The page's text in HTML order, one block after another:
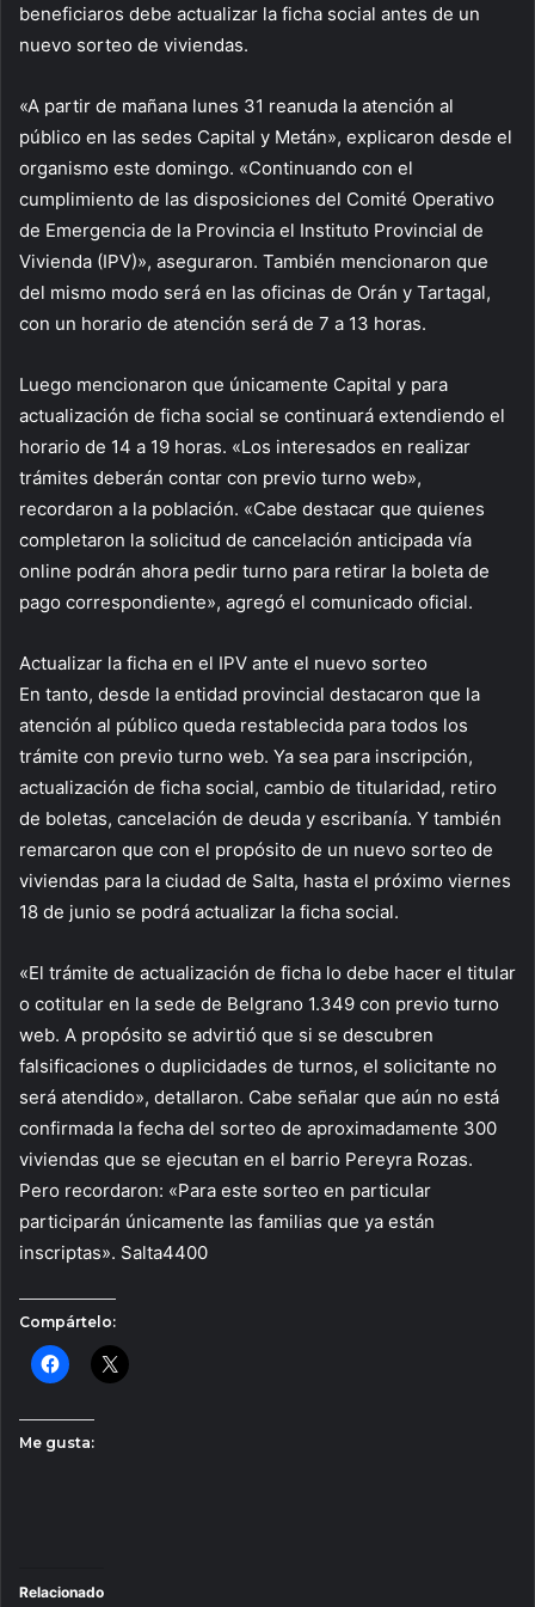
beneficiaros debe actualizar la ficha social antes de un
nuevo sorteo de viviendas.
«A partir de mañana lunes 31 reanuda la atención al
público en las sedes Capital y Metán», explicaron desde el
organismo este domingo. «Continuando con el
cumplimiento de las disposiciones del Comité Operativo
de Emergencia de la Provincia el Instituto Provincial de
Vivienda (IPV)», aseguraron. También mencionaron que
del mismo modo será en las oficinas de Orán y Tartagal,
con un horario de atención será de 7 a 13 horas.
Luego mencionaron que únicamente Capital y para
actualización de ficha social se continuará extendiendo el
horario de 14 a 19 horas. «Los interesados en realizar
trámites deberán contar con previo turno web»,
recordaron a la población. «Cabe destacar que quienes
completaron la solicitud de cancelación anticipada vía
online podrán ahora pedir turno para retirar la boleta de
pago correspondiente», agregó el comunicado oficial.
Actualizar la ficha en el IPV ante el nuevo sorteo
En tanto, desde la entidad provincial destacaron que la
atención al público queda restablecida para todos los
trámite con previo turno web. Ya sea para inscripción,
actualización de ficha social, cambio de titularidad, retiro
de boletas, cancelación de deuda y escribanía. Y también
remarcaron que con el propósito de un nuevo sorteo de
viviendas para la ciudad de Salta, hasta el próximo viernes
18 de junio se podrá actualizar la ficha social.
«El trámite de actualización de ficha lo debe hacer el titular
o cotitular en la sede de Belgrano 1.349 con previo turno
web. A propósito se advirtió que si se descubren
falsificaciones o duplicidades de turnos, el solicitante no
será atendido», detallaron. Cabe señalar que aún no está
confirmada la fecha del sorteo de aproximadamente 300
viviendas que se ejecutan en el barrio Pereyra Rozas.
Pero recordaron: «Para este sorteo en particular
participarán únicamente las familias que ya están
inscriptas». Salta4400
Compártelo:
Me gusta:
Relacionado